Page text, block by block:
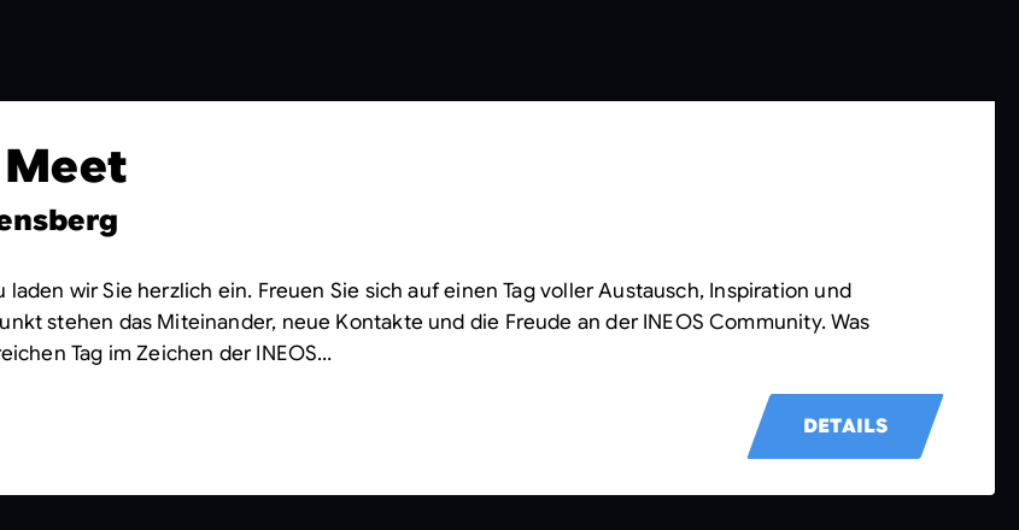
wir Sie herzlich ein. Freuen Sie sich auf einen Tag voller Austausch, Inspiration und
stehen das Miteinander, neue Kontakte und die Freude an der INEOS Community. Was
Tag im Zeichen der INEOS…
DETAILS